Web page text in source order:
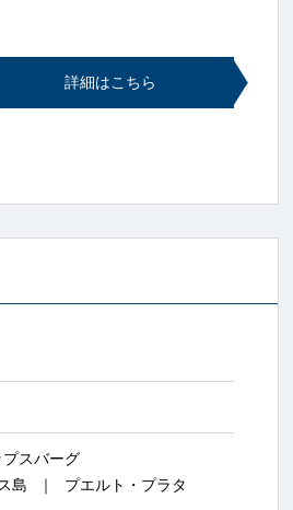
詳細はこちら
スバーグ
島
プエルト・プラタ